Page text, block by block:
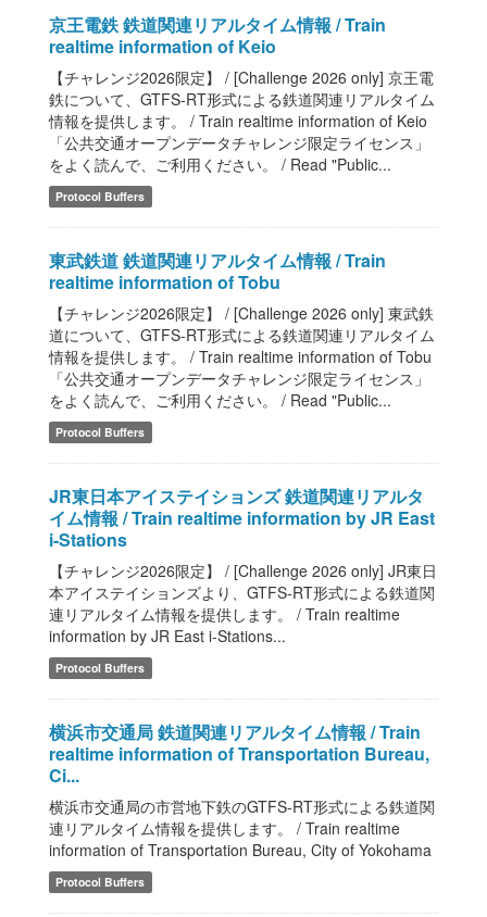
京王電鉄 鉄道関連リアルタイム情報 / Train
realtime information of Keio
【チャレンジ2026限定】 / [Challenge 2026 only] 京王電
鉄について、GTFS-RT形式による鉄道関連リアルタイム
情報を提供します。 / Train realtime information of Keio
「公共交通オープンデータチャレンジ限定ライセンス」
をよく読んで、ご利用ください。 / Read "Public...
Protocol Buffers
東武鉄道 鉄道関連リアルタイム情報 / Train
realtime information of Tobu
【チャレンジ2026限定】 / [Challenge 2026 only] 東武鉄
道について、GTFS-RT形式による鉄道関連リアルタイム
情報を提供します。 / Train realtime information of Tobu
「公共交通オープンデータチャレンジ限定ライセンス」
をよく読んで、ご利用ください。 / Read "Public...
Protocol Buffers
JR東日本アイステイションズ 鉄道関連リアルタ
イム情報 / Train realtime information by JR East
i-Stations
【チャレンジ2026限定】 / [Challenge 2026 only] JR東日
本アイステイションズより、GTFS-RT形式による鉄道関
連リアルタイム情報を提供します。 / Train realtime
information by JR East i-Stations...
Protocol Buffers
横浜市交通局 鉄道関連リアルタイム情報 / Train
realtime information of Transportation Bureau,
Ci...
横浜市交通局の市営地下鉄のGTFS-RT形式による鉄道関
連リアルタイム情報を提供します。 / Train realtime
information of Transportation Bureau, City of Yokohama
Protocol Buffers